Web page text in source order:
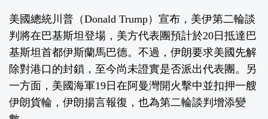
美國總統川普（Donald Trump）宣布，美伊第二輪談
判將在巴基斯坦登場，美方代表團預計於20日抵達巴
基斯坦首都伊斯蘭馬巴德。不過，伊朗要求美國先解
除對港口的封鎖，至今尚未證實是否派出代表團。另
一方面，美國海軍19日在阿曼灣開火擊中並扣押一艘
伊朗貨輪，伊朗揚言報復，也為第二輪談判增添變